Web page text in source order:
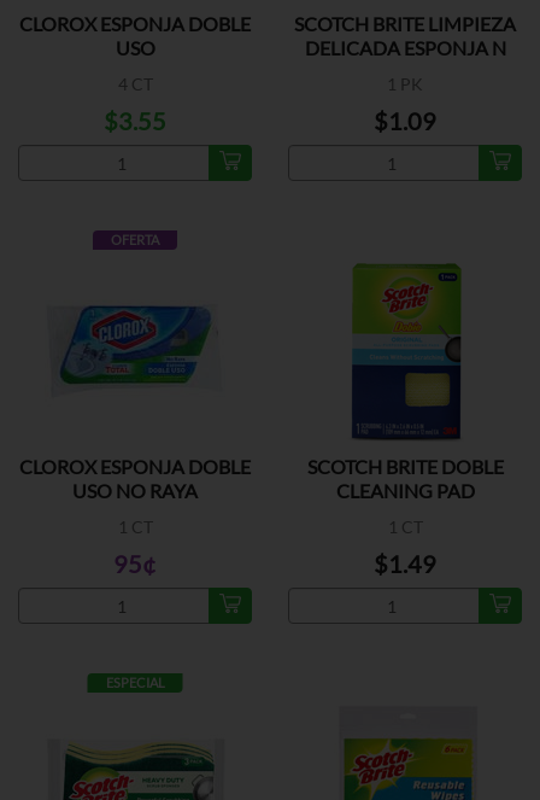
CLOROX ESPONJA DOBLE
USO
4 CT
$3.55
SCOTCH BRITE LIMPIEZA
DELICADA ESPONJA N
1 PK
$1.09
OFERTA
CLOROX ESPONJA DOBLE
USO NO RAYA
1 CT
95¢
SCOTCH BRITE DOBLE
CLEANING PAD
1 CT
$1.49
ESPECIAL